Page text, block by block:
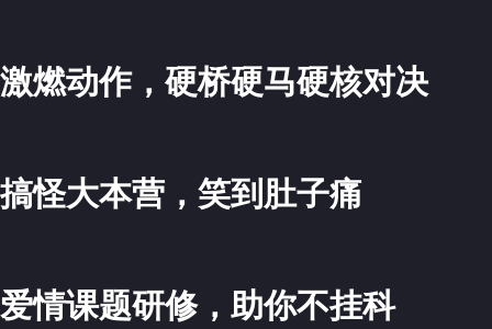
激燃动作，硬桥硬马硬核对决
>
搞怪大本营，笑到肚子痛
>
爱情课题研修，助你不挂科
>